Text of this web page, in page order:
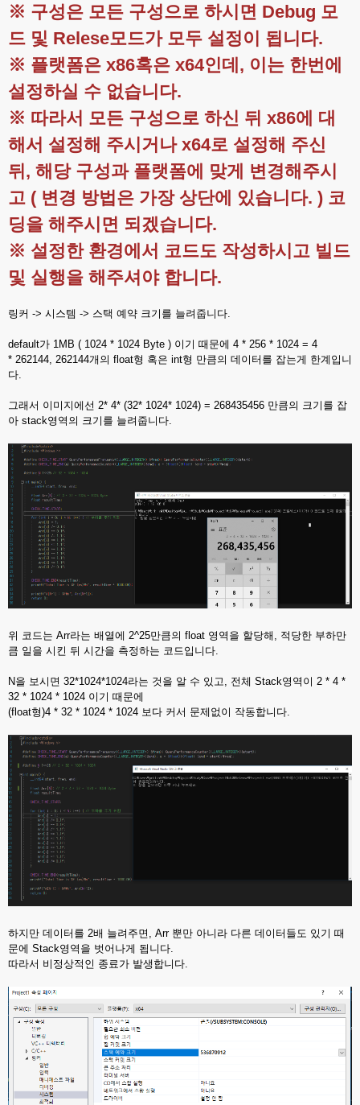
※ 구성은 모든 구성으로 하시면 Debug 모
드 및 Relese모드가 모두 설정이 됩니다.
※ 플랫폼은 x86혹은 x64인데, 이는 한번에
설정하실 수 없습니다.
※ 따라서 모든 구성으로 하신 뒤 x86에 대
해서 설정해 주시거나 x64로 설정해 주신
뒤, 해당 구성과 플랫폼에 맞게 변경해주시
고 ( 변경 방법은 가장 상단에 있습니다. ) 코
딩을 해주시면 되겠습니다.
※ 설정한 환경에서 코드도 작성하시고 빌드
및 실행을 해주셔야 합니다.
링커 -> 시스템 -> 스택 예약 크기를 늘려줍니다.
default가 1MB ( 1024 * 1024 Byte ) 이기 때문에 4 * 256 * 1024 = 4
* 262144, 262144개의 float형 혹은 int형 만큼의 데이터를 잡는게 한계입니
다.
그래서 이미지에선 2* 4* (32* 1024* 1024) = 268435456 만큼의 크기를 잡
아 stack영역의 크기를 늘려줍니다.
위 코드는 Arr라는 배열에 2^25만큼의 float 영역을 할당해, 적당한 부하만
큼 일을 시킨 뒤 시간을 측정하는 코드입니다.
N을 보시면 32*1024*1024라는 것을 알 수 있고, 전체 Stack영역이 2 * 4 *
32 * 1024 * 1024 이기 때문에
(float형)4 * 32 * 1024 * 1024 보다 커서 문제없이 작동합니다.
하지만 데이터를 2배 늘려주면, Arr 뿐만 아니라 다른 데이터들도 있기 때
문에 Stack영역을 벗어나게 됩니다.
따라서 비정상적인 종료가 발생합니다.